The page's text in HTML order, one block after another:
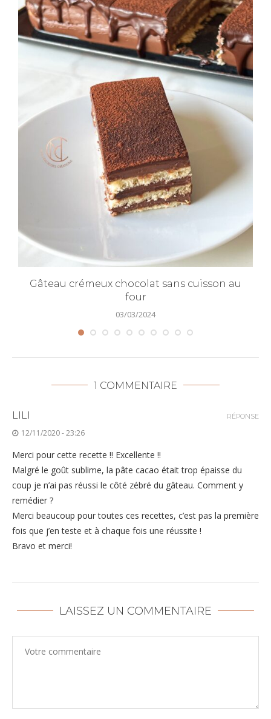
Gâteau crémeux chocolat sans cuisson au
four
03/03/2024
1 COMMENTAIRE
LILI
12/11/2020 - 23:26
Merci pour cette recette !! Excellente !!
Malgré le goût sublime, la pâte cacao était trop épaisse du
coup je n’ai pas réussi le côté zébré du gâteau. Comment y
remédier ?
Merci beaucoup pour toutes ces recettes, c’est pas la première
fois que j’en teste et à chaque fois une réussite !
Bravo et merci!
RÉPONSE
LAISSEZ UN COMMENTAIRE